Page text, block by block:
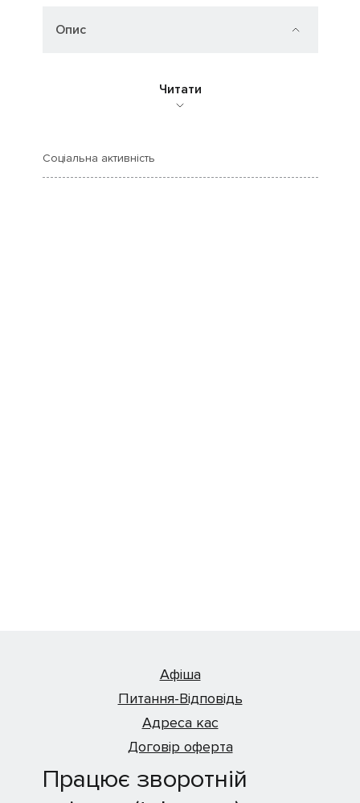
Опис
Читати
Соціальна активність
Афіша
Питання-Відповідь
Адреса кас
Договір оферта
Працює зворотній